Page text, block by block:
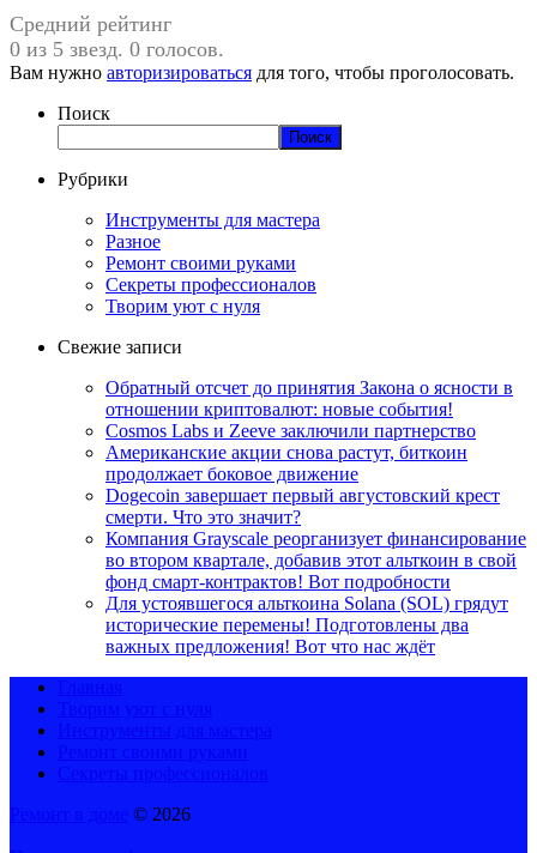
Средний рейтинг
0 из 5 звезд. 0 голосов.
Вам нужно авторизироваться для того, чтобы проголосовать.
Поиск
Поиск
Рубрики
Инструменты для мастера
Разное
Ремонт своими руками
Секреты профессионалов
Творим уют с нуля
Свежие записи
Обратный отсчет до принятия Закона о ясности в
отношении криптовалют: новые события!
Cosmos Labs и Zeeve заключили партнерство
Американские акции снова растут, биткоин
продолжает боковое движение
Dogecoin завершает первый августовский крест
смерти. Что это значит?
Компания Grayscale реорганизует финансирование
во втором квартале, добавив этот альткоин в свой
фонд смарт-контрактов! Вот подробности
Для устоявшегося альткоина Solana (SOL) грядут
исторические перемены! Подготовлены два
важных предложения! Вот что нас ждёт
© 2026